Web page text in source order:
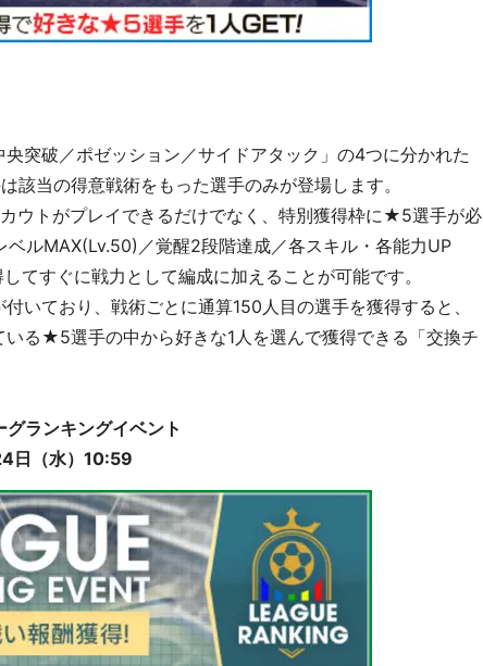
突破／ポゼッション／サイドアタック」の4つに分かれた
当の得意戦術をもった選手のみが登場します。
ウトがプレイできるだけでなく、特別獲得枠に★5選手が必
ルMAX(Lv.50)／覚醒2段階達成／各スキル・各能力UP
てすぐに戦力として編成に加えることが可能です。
いており、戦術ごとに通算150人目の選手を獲得すると、
る★5選手の中から好きな1人を選んで獲得できる「交換チ
ランキングイベント
日（水）10:59